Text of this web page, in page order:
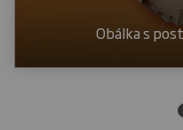
Obálka s